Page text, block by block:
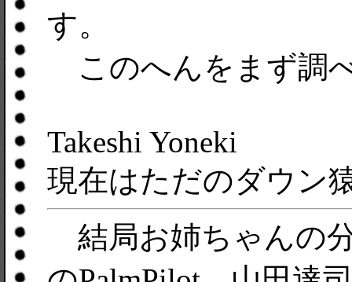
す。
このへんをまず調
Takeshi Yoneki
現在はただのダウン
結局お姉ちゃんの